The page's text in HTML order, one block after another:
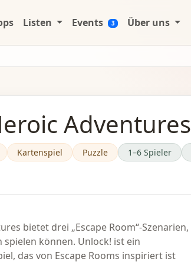
Listen Events 3 Über uns
Adventures
Kartenspiel Puzzle 1–6 Spieler
bietet drei „Escape Room“-Szenarien,
spielen können. Unlock! ist ein
das von Escape Rooms inspiriert ist